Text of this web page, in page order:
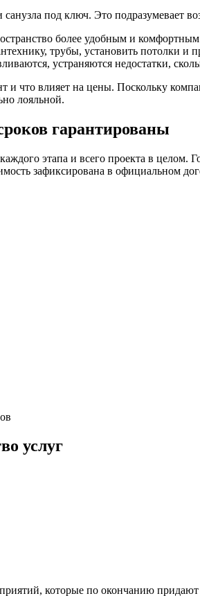
под ключ. Это подразумевает
более удобным и
трубы, установить потолки и
устраняются недостатки,
что влияет на цены. Поскольку
лояльной.
гарантированы
этапа и всего проекта в
зафиксирована в официальном
услуг
которые по окончанию